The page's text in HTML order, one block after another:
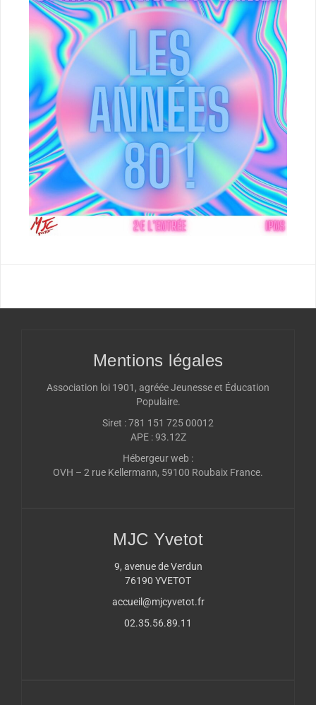
Mentions légales
Association loi 1901, agréée Jeunesse et Éducation
Populaire.
Siret : 781 151 725 00012
APE : 93.12Z
Hébergeur web :
OVH – 2 rue Kellermann, 59100 Roubaix France.
MJC Yvetot
9, avenue de Verdun
76190 YVETOT
accueil@mjcyvetot.fr
02.35.56.89.11